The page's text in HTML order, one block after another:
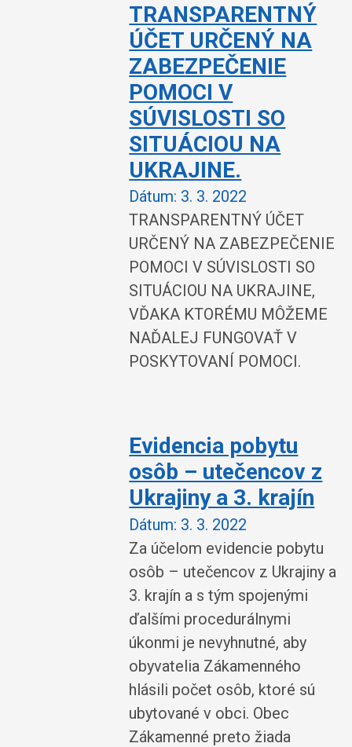
TRANSPARENTNÝ
ÚČET URČENÝ NA
ZABEZPEČENIE
POMOCI V
SÚVISLOSTI SO
SITUÁCIOU NA
UKRAJINE.
Dátum: 3. 3. 2022
TRANSPARENTNÝ ÚČET
URČENÝ NA ZABEZPEČENIE
POMOCI V SÚVISLOSTI SO
SITUÁCIOU NA UKRAJINE,
VĎAKA KTORÉMU MÔŽEME
NAĎALEJ FUNGOVAŤ V
POSKYTOVANÍ POMOCI.
Evidencia pobytu
osôb – utečencov z
Ukrajiny a 3. krajín
Dátum: 3. 3. 2022
Za účelom evidencie pobytu
osôb – utečencov z Ukrajiny a
3. krajín a s tým spojenými
ďalšími procedurálnymi
úkonmi je nevyhnutné, aby
obyvatelia Zákamenného
hlásili počet osôb, ktoré sú
ubytované v obci. Obec
Zákamenné preto žiada